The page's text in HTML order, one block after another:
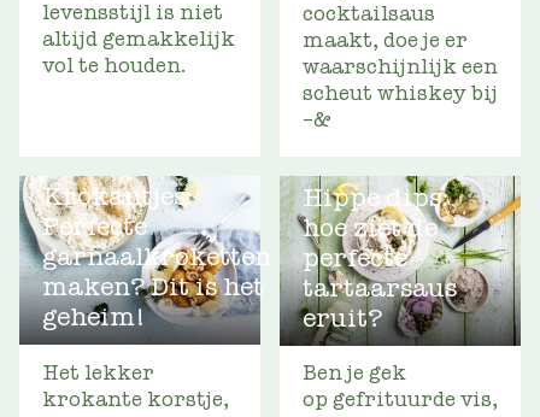
levensstijl is niet
altijd gemakkelijk
vol te houden.
cocktailsaus
maakt, doe je er
waarschijnlijk een
scheut whiskey bij
–&
Krokantjes:
Perfecte
garnaalkroketten
maken? Dit is het
geheim!
Het lekker
krokante korstje,
Hippe dips:
hoe ziet de
perfecte
tartaarsaus
eruit?
Ben je gek
op gefrituurde vis,